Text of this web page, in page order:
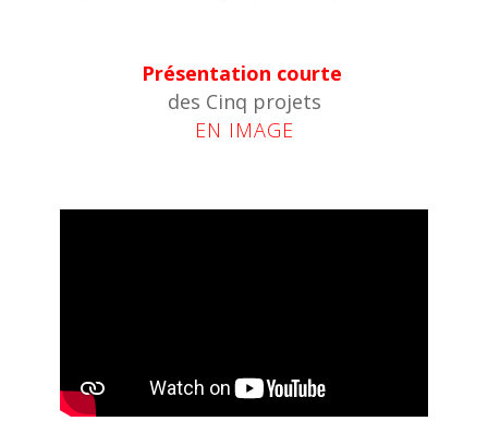
Présentation courte
des Cinq projets
EN IMAGE